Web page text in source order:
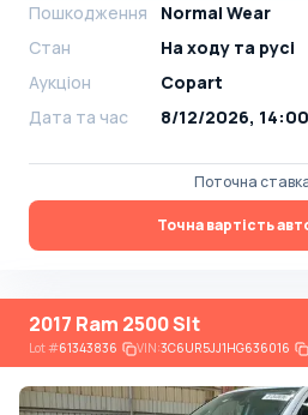
Пошкодження
Normal Wear
Стан
На ​​ходу та русі
Аукціон
Copart
Дата та час
8/12/2026, 14:00
Поточна
Точна вартість
2017 Ram 2500 Slt
Lot#61343836 VIN:3C6UR5JJ1HG636016